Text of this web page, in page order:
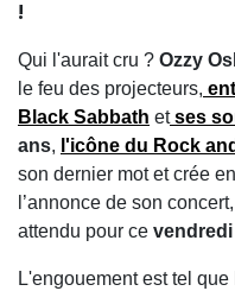
!
Qui l'aurait cru ? Ozzy
le feu des projecteurs,
Black Sabbath etses
ans, l'icône du Rock
son dernier mot et crée
l’annonce de son
attendu pour ce vendredi
L'engouement est tel